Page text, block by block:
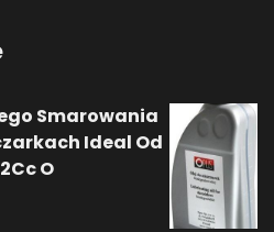
Smarowania
Ideal Od
O